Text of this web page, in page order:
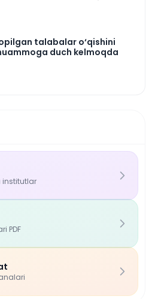
talabalar o‘qishini
duch kelmoqda
institutlar
PDF